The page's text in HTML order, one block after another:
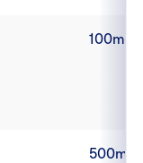
100mg/